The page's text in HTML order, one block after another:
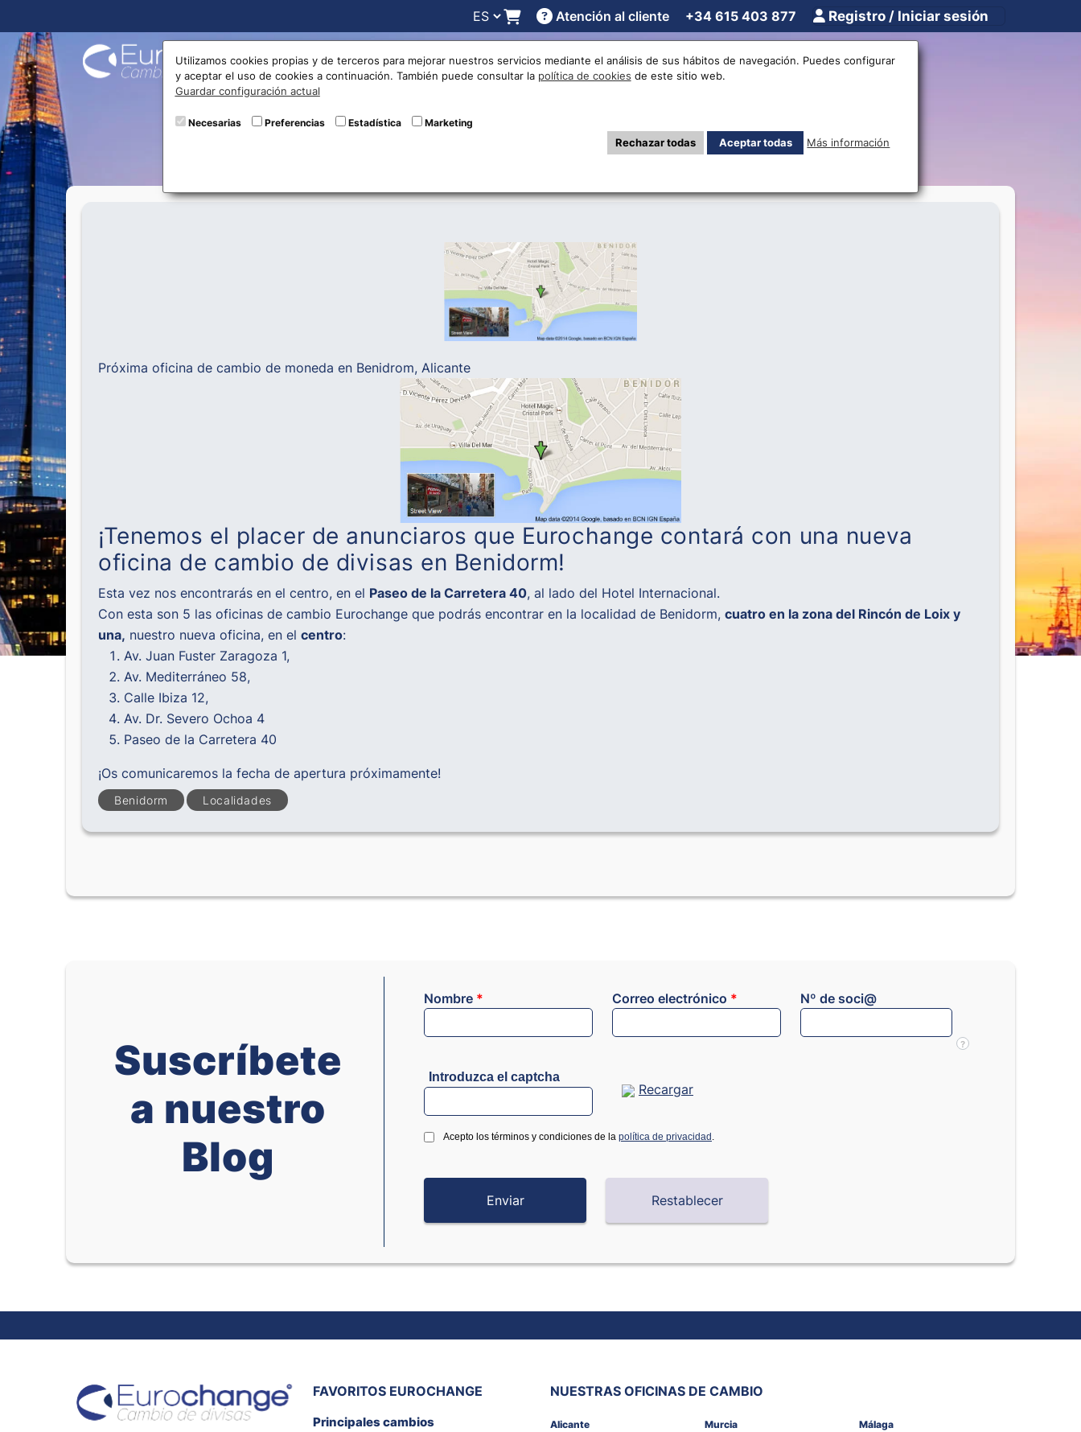
Atención al cliente +34 615 403 877 Registro / Iniciar sesión
Compra online Cotizaciones Localizaciones Trabaja con nosotros Otros
¡Próxima apertura en Benidorm!
Próxima oficina de cambio de moneda en Benidrom, Alicante
¡Tenemos el placer de anunciaros que Eurochange contará con una nueva
oficina de cambio de divisas en Benidorm!
Esta vez nos encontrarás en el centro, en el Paseo de la Carretera 40, al lado del Hotel Internacional.
Con esta son 5 las oficinas de cambio Eurochange que podrás encontrar en la localidad de Benidorm, cuatro en la zona del Rincón de Loix y
una, nuestro nueva oficina, en el centro:
Av. Juan Fuster Zaragoza 1,
Av. Mediterráneo 58,
Calle Ibiza 12,
Av. Dr. Severo Ochoa 4
Paseo de la Carretera 40
¡Os comunicaremos la fecha de apertura próximamente!
Benidorm Localidades
Suscríbete
a nuestro
Blog
Nombre * Correo electrónico * Nº de soci@
?
Introduzca el captcha
Recargar
Acepto los términos y condiciones de la política de privacidad .
FAVORITOS EUROCHANGE
Principales cambios
NUESTRAS OFICINAS DE CAMBIO
Alicante
Murcia
Málaga
Utilizamos cookies propias y de terceros para mejorar nuestros servicios mediante el análisis de sus hábitos de navegación. Puedes configurar
y aceptar el uso de cookies a continuación. También puede consultar la política de cookies de este sitio web.
Guardar configuración actual
Necesarias Preferencias Estadística Marketing
Rechazar todas Aceptar todas Más información